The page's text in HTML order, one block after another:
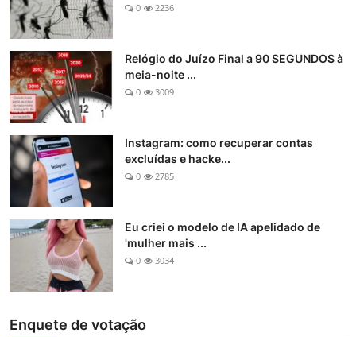
0 2236
Relógio do Juízo Final a 90 SEGUNDOS à
meia-noite ...
0 3009
Instagram: como recuperar contas
excluídas e hacke...
0 2785
Eu criei o modelo de IA apelidado de
'mulher mais ...
0 3034
Enquete de votação